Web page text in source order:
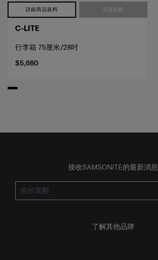
詳細商品資料 到貨提醒
C-LITE
行李箱 75厘米/28吋
$5,680
接收SAMSONITE的最新消息
了解其他品牌